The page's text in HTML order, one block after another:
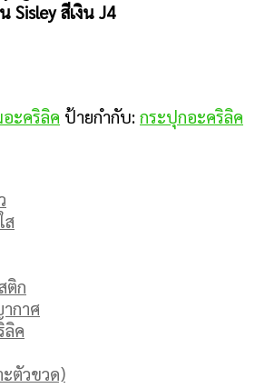
Sisley สีเงิน J4
ะคริลิค ป้ายกำกับ: กระปุกอะคริลิค
ส
ติก
กาศ
ลิค
ตัวขวด)